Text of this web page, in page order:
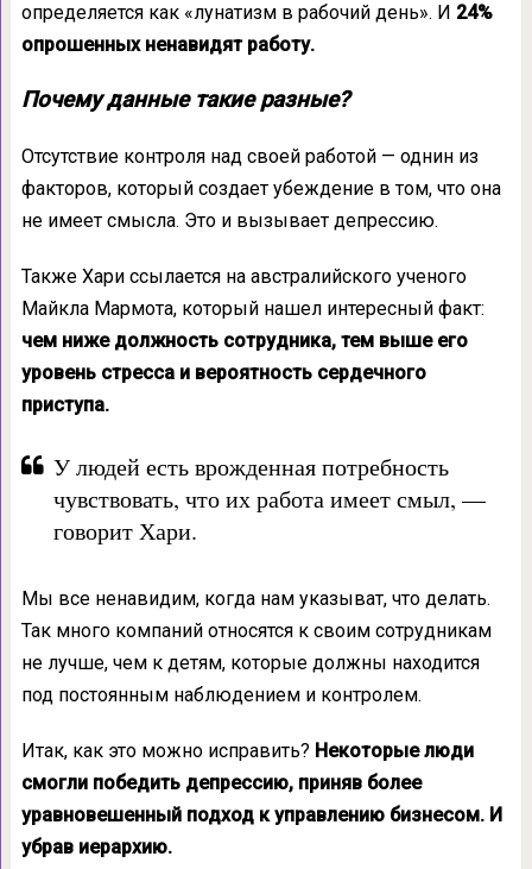
определяется как «лунатизм в рабочий день». И 24%
опрошенных ненавидят работу.
Почему данные такие разные?
Отсутствие контроля над своей работой — однин из
факторов, который создает убеждение в том, что она
не имеет смысла. Это и вызывает депрессию.
Также Хари ссылается на австралийского ученого
Майкла Мармота, который нашел интересный факт:
чем ниже должность сотрудника, тем выше его
уровень стресса и вероятность сердечного
приступа.
У людей есть врожденная потребность
чувствовать, что их работа имеет смыл, —
говорит Хари.
Мы все ненавидим, когда нам указыват, что делать.
Так много компаний относятся к своим сотрудникам
не лучше, чем к детям, которые должны находится
под постоянным наблюдением и контролем.
Итак, как это можно исправить? Некоторые люди
смогли победить депрессию, приняв более
уравновешенный подход к управлению бизнесом. И
убрав иерархию.